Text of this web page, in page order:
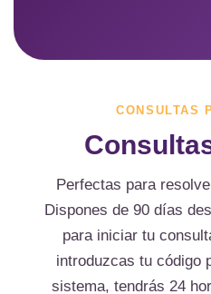
CONSULTAS
Perfectas para
Dispones de 90 días
para iniciar tu
introduzcas tu código
sistema, tendrás 24